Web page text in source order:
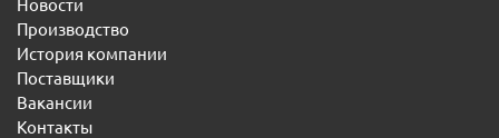
Новости
Производство
История компании
Поставщики
Вакансии
Контакты